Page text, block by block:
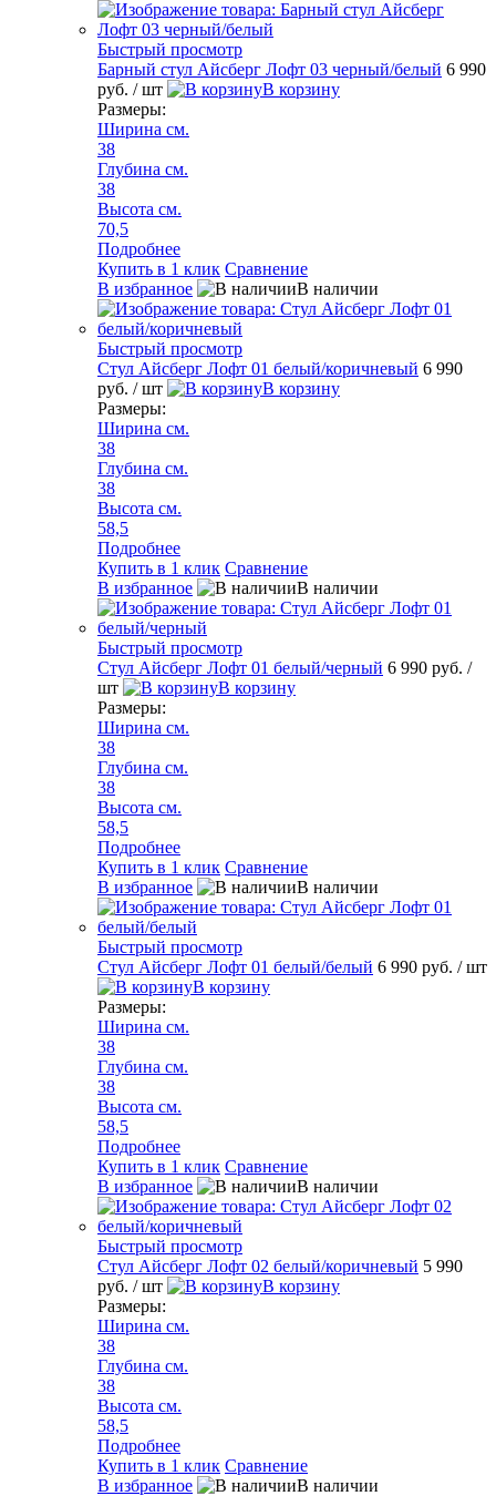
Быстрый просмотр
Барный стул Айсберг Лофт 03 черный/белый 6 990
руб. / шт
В корзину
Размеры:
Ширина см.
38
Глубина см.
38
Высота см.
70,5
Подробнее
Купить в 1 клик Сравнение
В избранное
В наличии
Быстрый просмотр
Стул Айсберг Лофт 01 белый/коричневый 6 990
руб. / шт
В корзину
Размеры:
Ширина см.
38
Глубина см.
38
Высота см.
58,5
Подробнее
Купить в 1 клик Сравнение
В избранное
В наличии
Быстрый просмотр
Стул Айсберг Лофт 01 белый/черный 6 990 руб. /
шт
В корзину
Размеры:
Ширина см.
38
Глубина см.
38
Высота см.
58,5
Подробнее
Купить в 1 клик Сравнение
В избранное
В наличии
Быстрый просмотр
Стул Айсберг Лофт 01 белый/белый 6 990 руб. / шт
В корзину
Размеры:
Ширина см.
38
Глубина см.
38
Высота см.
58,5
Подробнее
Купить в 1 клик Сравнение
В избранное
В наличии
Быстрый просмотр
Стул Айсберг Лофт 02 белый/коричневый 5 990
руб. / шт
В корзину
Размеры:
Ширина см.
38
Глубина см.
38
Высота см.
58,5
Подробнее
Купить в 1 клик Сравнение
В избранное
В наличии